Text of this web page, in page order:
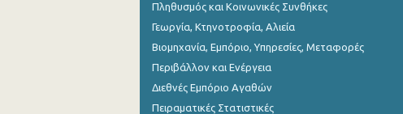
Αυγούστου 2023
Ιουλίου 2023
Ιουνίου 2023
Μαΐου 2023
Πληθυσμός και Κοινωνικές Συνθήκες
Γεωργία, Κτηνοτροφία, Αλιεία
Βιομηχανία, Εμπόριο, Υπηρεσίες, Μεταφορές
Περιβάλλον και Ενέργεια
Διεθνές Εμπόριο Αγαθών
Πειραματικές Στατιστικές